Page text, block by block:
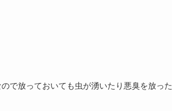
で放っておいても虫が湧いたり悪臭を放った